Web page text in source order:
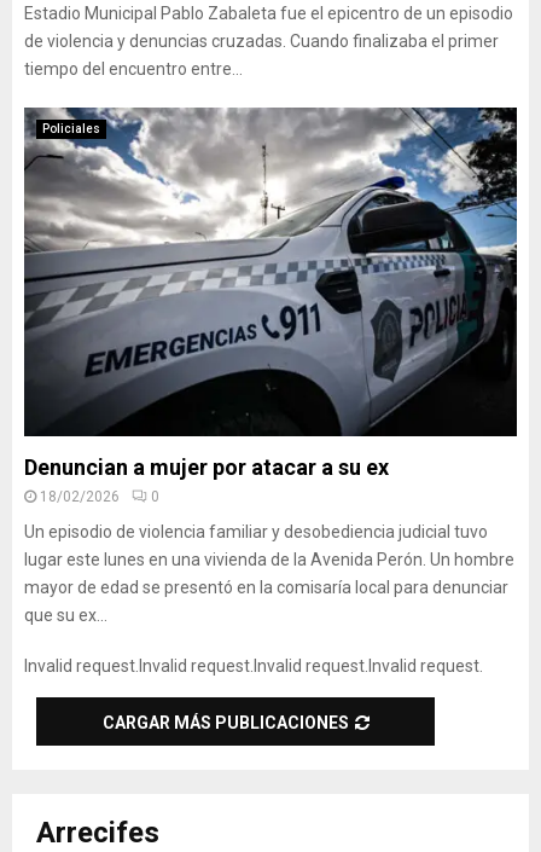
Estadio Municipal Pablo Zabaleta fue el epicentro de un episodio
de violencia y denuncias cruzadas. Cuando finalizaba el primer
tiempo del encuentro entre...
Policiales
Denuncian a mujer por atacar a su ex
18/02/2026 0
Un episodio de violencia familiar y desobediencia judicial tuvo
lugar este lunes en una vivienda de la Avenida Perón. Un hombre
mayor de edad se presentó en la comisaría local para denunciar
que su ex...
Invalid request. Invalid request. Invalid request. Invalid request.
CARGAR MÁS PUBLICACIONES
Arrecifes